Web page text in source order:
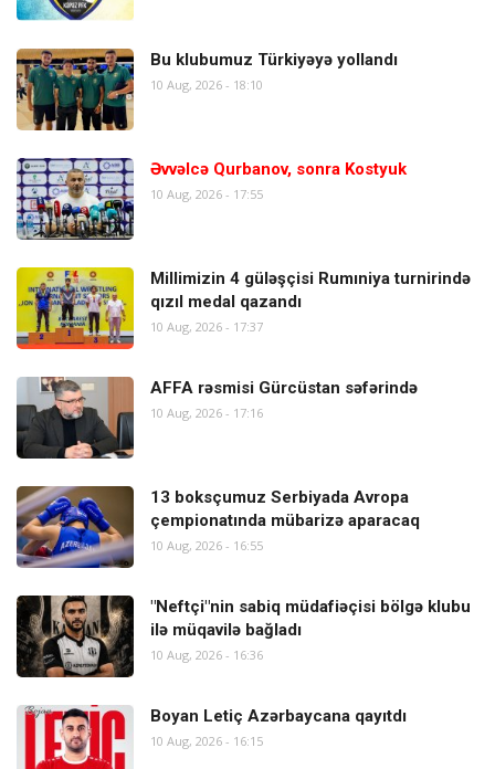
Bu klubumuz Türkiyəyə yollandı
10 Aug, 2026 - 18:10
Əvvəlcə Qurbanov, sonra Kostyuk
10 Aug, 2026 - 17:55
Millimizin 4 güləşçisi Rumıniya turnirində
qızıl medal qazandı
10 Aug, 2026 - 17:37
AFFA rəsmisi Gürcüstan səfərində
10 Aug, 2026 - 17:16
13 boksçumuz Serbiyada Avropa
çempionatında mübarizə aparacaq
10 Aug, 2026 - 16:55
"Neftçi"nin sabiq müdafiəçisi bölgə klubu
ilə müqavilə bağladı
10 Aug, 2026 - 16:36
Boyan Letiç Azərbaycana qayıtdı
10 Aug, 2026 - 16:15